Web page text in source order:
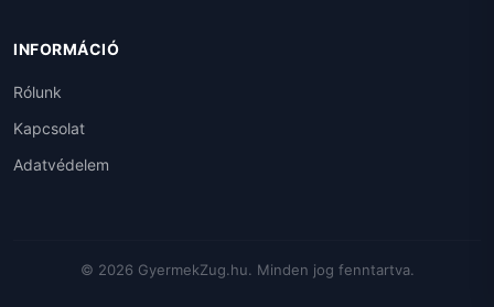
INFORMÁCIÓ
Rólunk
Kapcsolat
Adatvédelem
© 2026 GyermekZug.hu. Minden jog fenntartva.